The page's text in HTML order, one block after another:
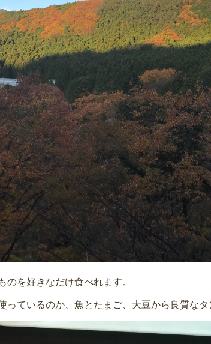
を好きなだけ食べれます。
っているのか、魚とたまご、大豆から良質なタ